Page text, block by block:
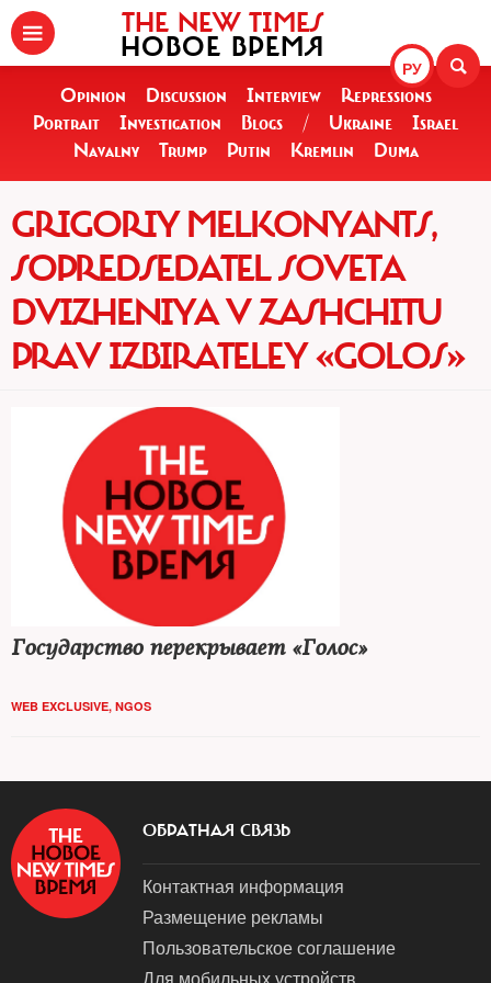
РУ
THE NEW TIMES
НОВОЕ ВРЕМЯ
Opinion Discussion Interview
Repressions
Portrait
Investigation Blogs / Ukraine
Israel
Navalny
Trump Putin Kremlin Duma
GRIGORIY MELKONYANTS,
SOPREDSEDATEL SOVETA
DVIZHENIYA V ZASHCHITU
PRAV IZBIRATELEY «GOLOS»
Государство перекрывает «Голос»
WEB EXCLUSIVE, NGOS
ОБРАТНАЯ СВЯЗЬ
Контактная информация
Размещение рекламы
Пользовательское соглашение